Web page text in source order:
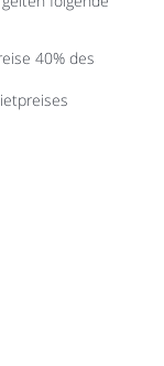
40% des